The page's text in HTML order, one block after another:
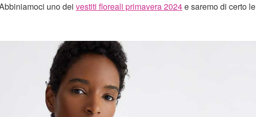
uno dei vestiti floreali primavera 2024e saremo di certo le